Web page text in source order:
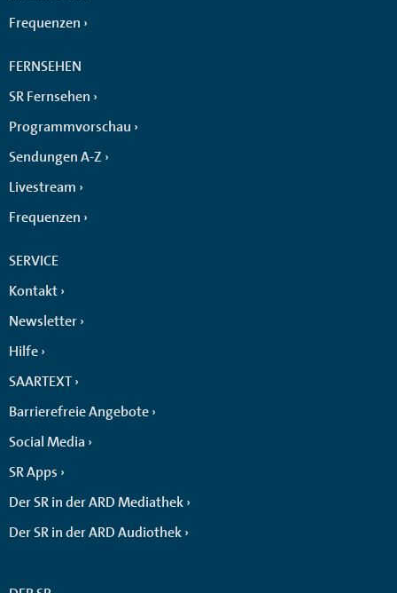
Frequenzen
FERNSEHEN
SR Fernsehen
Programmvorschau
Sendungen A-Z
Livestream
Frequenzen
SERVICE
Kontakt
Newsletter
Hilfe
SAARTEXT
Barrierefreie Angebote
Social Media
SR Apps
Der SR in der ARD Mediathek
Der SR in der ARD Audiothek